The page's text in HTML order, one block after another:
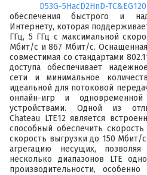
D53G-5HacD2HnD-
обеспечения быстрого и
Интернету, которая
ГГц, 5 ГГц с максимальной
Мбит/с и 867 Мбит/с.
совместимая со стандартами
доступа обеспечивает
сети и минимальное
идеальной для потоковой
онлайн-игр и
устройствами. Одной из
Chateau LTE12 является
способный обеспечить
скорость выгрузки до 150 Мбит/
агрегацию несущих, позволяя
несколько диапазонов LTE
производительности,